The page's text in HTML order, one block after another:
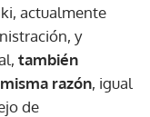
actualmente
y
también
razón, igual
de